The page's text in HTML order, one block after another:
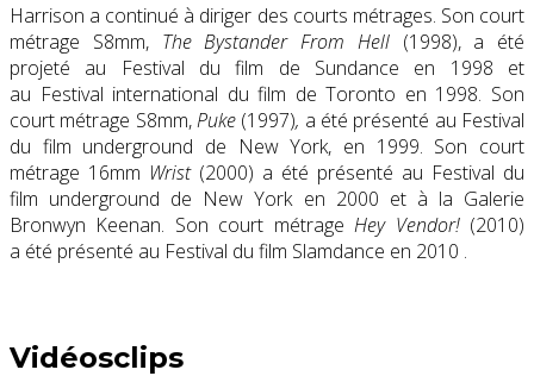
Harrison a continué à diriger des courts métrages. Son court
métrage S8mm, The Bystander From Hell(1998), a été
projeté au Festival du film de Sundance en 1998 et
au Festival international du film de Toronto en 1998. Son
court métrage S8mm,Puke (1997), a été présenté au Festival
du film underground de New York, en 1999. Son court
métrage 16mm Wrist(2000) a été présenté au Festival du
film underground de New York en 2000 et à la Galerie
Bronwyn Keenan. Son court métrageHey Vendor!(2010)
a été présenté au Festival du film Slamdance en 2010 .
Vidéosclips